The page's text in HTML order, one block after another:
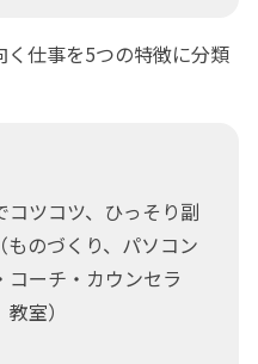
仕事を5つの特徴に分類
ツコツ、ひっそり副
のづくり、パソコン
ーチ・カウンセラ
室）